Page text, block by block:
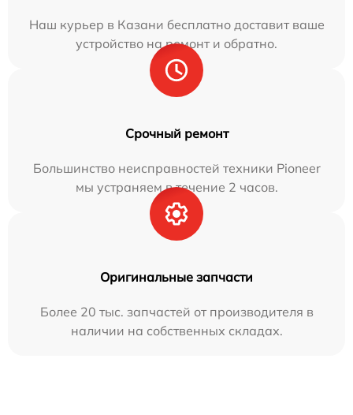
Наш курьер в Казани бесплатно доставит ваше
устройство на ремонт и обратно.
Срочный ремонт
Большинство неисправностей техники Pioneer
мы устраняем в течение 2 часов.
Оригинальные запчасти
Более 20 тыс. запчастей от производителя в
наличии на собственных складах.